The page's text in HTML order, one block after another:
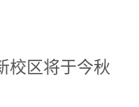
校区将于今秋